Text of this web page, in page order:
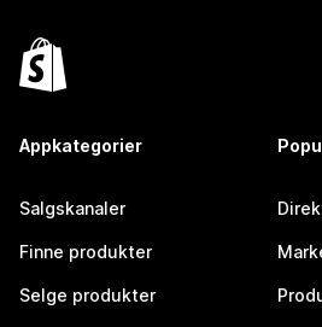
Appkategorier
Salgskanaler
Finne produkter
Selge produkter